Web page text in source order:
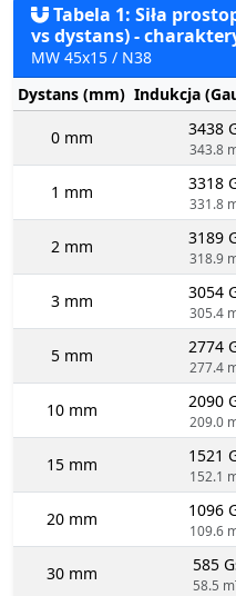
Tabela 1: Siła
vs dystans) -
MW 45x15 / N38
Dystans (mm) Indukcja
0 mm 3438
343.8
1 mm 3318
331.8
2 mm 3189
318.9
3 mm 3054
305.4
5 mm 2774
277.4
10 mm 2090
209.0
15 mm 1521
152.1
20 mm 1096
109.6
30 mm 585
58.5